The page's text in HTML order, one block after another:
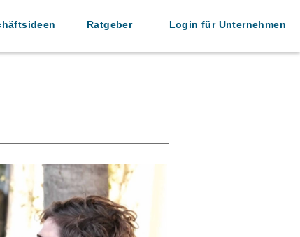
Ratgeber Login für Unternehmen